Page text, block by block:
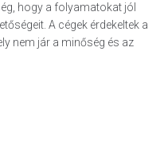
hogy a folyamatokat jól
A cégek érdekeltek a
nem jár a minőség és az